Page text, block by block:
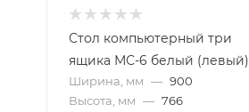
Стол компьютерный три
ящика МС-6 белый (левый)
Ширина, мм — 900
Высота, мм — 766